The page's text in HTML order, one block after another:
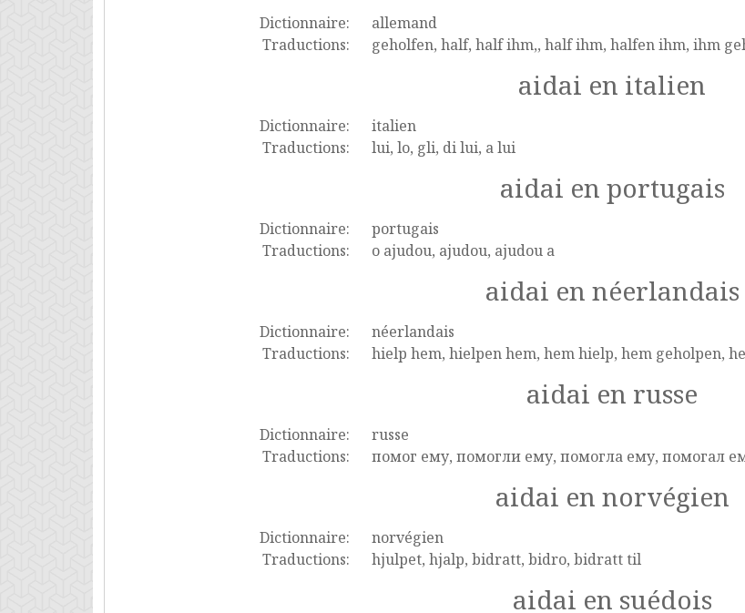
Dictionnaire:
allemand
Traductions:
geholfen, half, half ihm,, half ihm, halfen ihm, ihm
aidai en italien
Dictionnaire:
italien
Traductions:
lui, lo, gli, di lui, a lui
aidai en portugais
Dictionnaire:
portugais
Traductions:
o ajudou, ajudou, ajudou a
aidai en néerlandais
Dictionnaire:
néerlandais
Traductions:
hielp hem, hielpen hem, hem hielp, hem geholpen,
aidai en russe
Dictionnaire:
russe
Traductions:
помог ему, помогли ему, помогла ему, помогал
aidai en norvégien
Dictionnaire:
norvégien
Traductions:
hjulpet, hjalp, bidratt, bidro, bidratt til
aidai en suédois